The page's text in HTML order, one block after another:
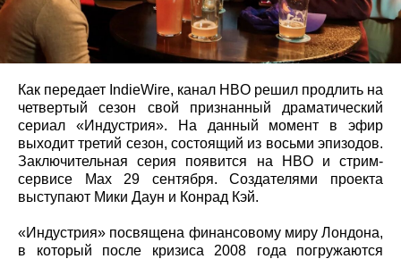
Как передает IndieWire, канал HBO решил продлить на
четвертый сезон свой признанный драматический
сериал «Индустрия». На данный момент в эфир
выходит третий сезон, состоящий из восьми эпизодов.
Заключительная серия появится на HBO и стрим-
сервисе Max 29 сентября. Создателями проекта
выступают Мики Даун и Конрад Кэй.
«Индустрия» посвящена финансовому миру Лондона,
в который после кризиса 2008 года погружаются